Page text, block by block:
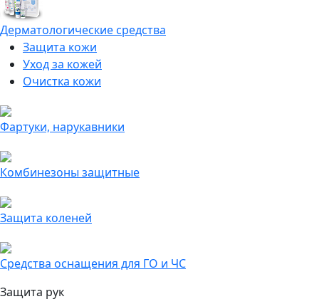
Дерматологические средства
Защита кожи
Уход за кожей
Очистка кожи
Фартуки, нарукавники
Комбинезоны защитные
Защита коленей
Средства оснащения для ГО и ЧС
Защита рук